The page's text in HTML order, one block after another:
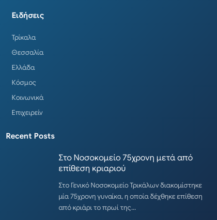
Ειδήσεις
Τρίκαλα
Θεσσαλία
Ελλάδα
Κόσμος
Κοινωνικά
Επιχειρείν
Recent Posts
Στο Νοσοκομείο 75χρονη μετά από
επίθεση κριαριού
Στο Γενικό Νοσοκομείο Τρικάλων διακομίστηκε
μία 75χρονη γυναίκα, η οποία δέχθηκε επίθεση
από κριάρι το πρωί της…